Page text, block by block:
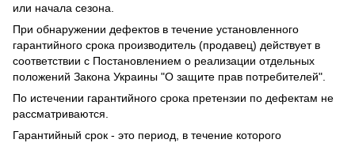
или начала сезона.
При обнаружении дефектов в течение установленного
гарантийного срока производитель (продавец) действует в
соответствии с Постановлением о реализации отдельных
положений Закона Украины "О защите прав потребителей".
По истечении гарантийного срока претензии по дефектам не
рассматриваются.
Гарантийный срок - это период, в течение которого